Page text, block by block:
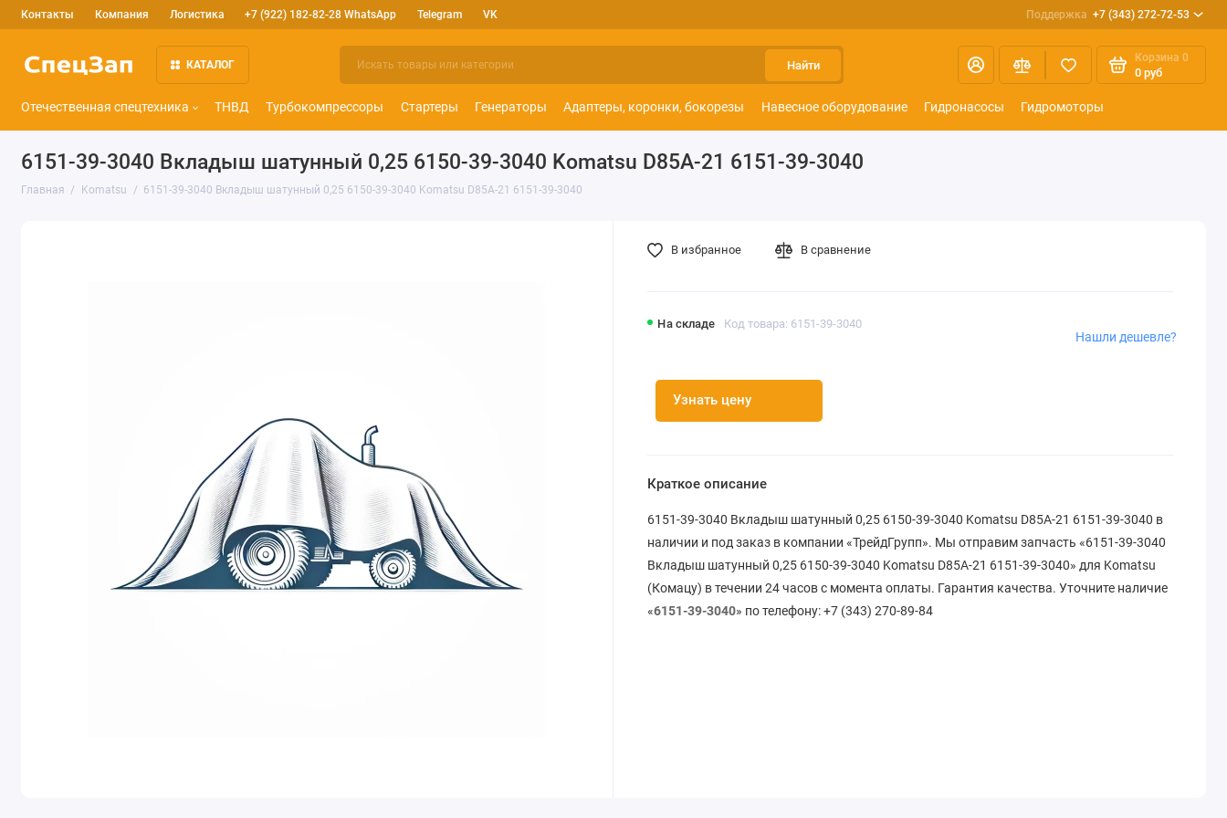
Контакты Компания Логистика +7 (922) 182-82-28 WhatsApp Telegram VK Поддержка +7 (343) 272-72-53
КАТАЛОГ Найти
Корзина 0
0 руб
Отечественная спецтехника ТНВД Турбокомпрессоры Стартеры Генераторы Адаптеры, коронки, бокорезы Навесное оборудование Гидронасосы Гидромоторы
6151-39-3040 Вкладыш шатунный 0,25 6150-39-3040 Komatsu D85A-21 6151-39-3040
Главная Komatsu 6151-39-3040 Вкладыш шатунный 0,25 6150-39-3040 Komatsu D85A-21 6151-39-3040
На складе Код товара: 6151-39-3040
Узнать цену
Нашли дешевле?
В избранное В сравнение
Краткое описание
6151-39-3040 Вкладыш шатунный 0,25 6150-39-3040 Komatsu D85A-21 6151-39-3040 в
наличии и под заказ в компании «ТрейдГрупп». Мы отправим запчасть «6151-39-3040
Вкладыш шатунный 0,25 6150-39-3040 Komatsu D85A-21 6151-39-3040» для Komatsu
(Комацу) в течении 24 часов с момента оплаты. Гарантия качества. Уточните наличие
«6151-39-3040» по телефону: +7 (343) 270-89-84